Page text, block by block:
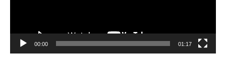
00:00 01:17